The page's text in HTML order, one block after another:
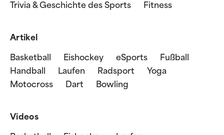
Trivia & Geschichte des Sports
Fitness
Artikel
Basketball Eishockey eSports
Fußball
Handball
Laufen Radsport
Yoga
Motocross
Dart Bowling
Videos